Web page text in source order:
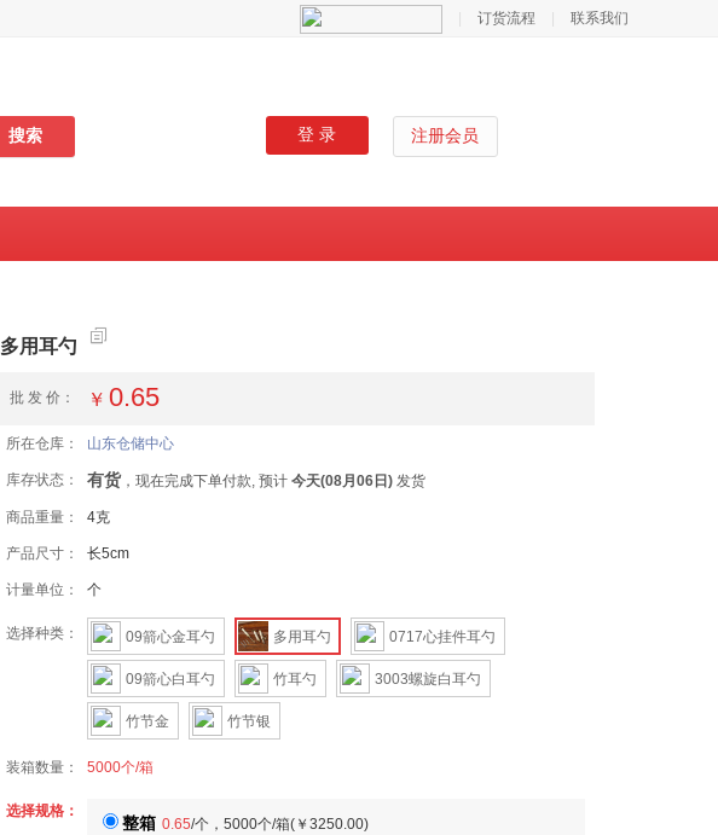
订货流程 联系我们
登 录 注册会员
多用耳勺
批 发 价： ￥ 0.65
所在仓库： 山东仓储中心
库存状态： 有货，现在完成下单付款, 预计 今天(08月06日)发货
商品重量： 4克
产品尺寸： 长5cm
计量单位： 个
选择种类： 09箭心金耳勺 多用耳勺 0717心挂件耳勺
09箭心白耳勺 竹耳勺 3003螺旋白耳勺
竹节金 竹节银
装箱数量： 5000个/箱
选择规格：
整箱 0.65/个，5000个/箱(￥3250.00)